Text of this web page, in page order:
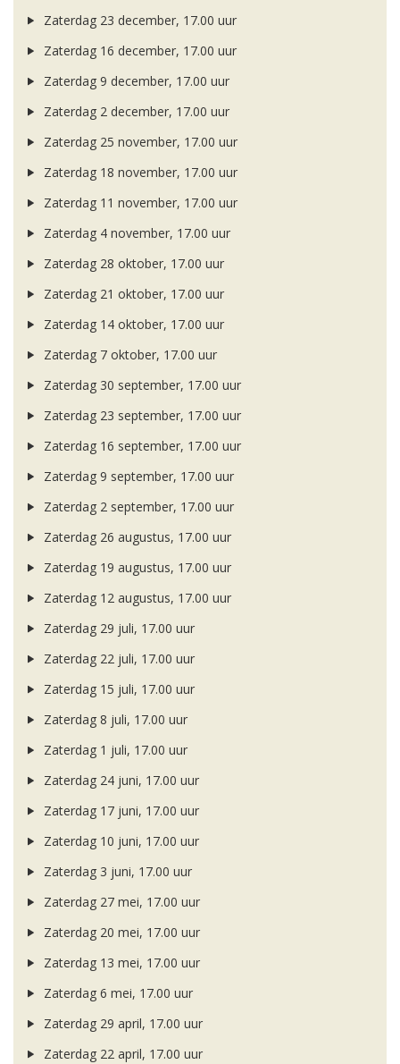
Zaterdag 23 december, 17.00 uur
Zaterdag 16 december, 17.00 uur
Zaterdag 9 december, 17.00 uur
Zaterdag 2 december, 17.00 uur
Zaterdag 25 november, 17.00 uur
Zaterdag 18 november, 17.00 uur
Zaterdag 11 november, 17.00 uur
Zaterdag 4 november, 17.00 uur
Zaterdag 28 oktober, 17.00 uur
Zaterdag 21 oktober, 17.00 uur
Zaterdag 14 oktober, 17.00 uur
Zaterdag 7 oktober, 17.00 uur
Zaterdag 30 september, 17.00 uur
Zaterdag 23 september, 17.00 uur
Zaterdag 16 september, 17.00 uur
Zaterdag 9 september, 17.00 uur
Zaterdag 2 september, 17.00 uur
Zaterdag 26 augustus, 17.00 uur
Zaterdag 19 augustus, 17.00 uur
Zaterdag 12 augustus, 17.00 uur
Zaterdag 29 juli, 17.00 uur
Zaterdag 22 juli, 17.00 uur
Zaterdag 15 juli, 17.00 uur
Zaterdag 8 juli, 17.00 uur
Zaterdag 1 juli, 17.00 uur
Zaterdag 24 juni, 17.00 uur
Zaterdag 17 juni, 17.00 uur
Zaterdag 10 juni, 17.00 uur
Zaterdag 3 juni, 17.00 uur
Zaterdag 27 mei, 17.00 uur
Zaterdag 20 mei, 17.00 uur
Zaterdag 13 mei, 17.00 uur
Zaterdag 6 mei, 17.00 uur
Zaterdag 29 april, 17.00 uur
Zaterdag 22 april, 17.00 uur